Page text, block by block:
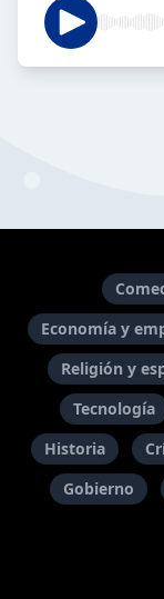
Economía y
Religión y
Tecnología
Historia
Gobierno